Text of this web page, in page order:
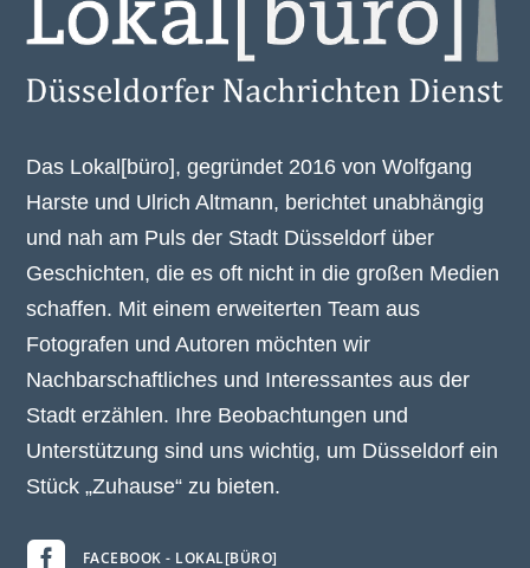
Das Lokal[büro], gegründet 2016 von Wolfgang
Harste und Ulrich Altmann, berichtet unabhängig
und nah am Puls der Stadt Düsseldorf über
Geschichten, die es oft nicht in die großen Medien
schaffen. Mit einem erweiterten Team aus
Fotografen und Autoren möchten wir
Nachbarschaftliches und Interessantes aus der
Stadt erzählen. Ihre Beobachtungen und
Unterstützung sind uns wichtig, um Düsseldorf ein
Stück „Zuhause“ zu bieten.
 FACEBOOK - LOKAL[BÜRO]